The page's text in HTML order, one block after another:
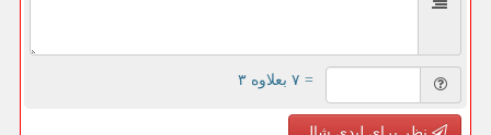
= ۷ بعلاوه ۳